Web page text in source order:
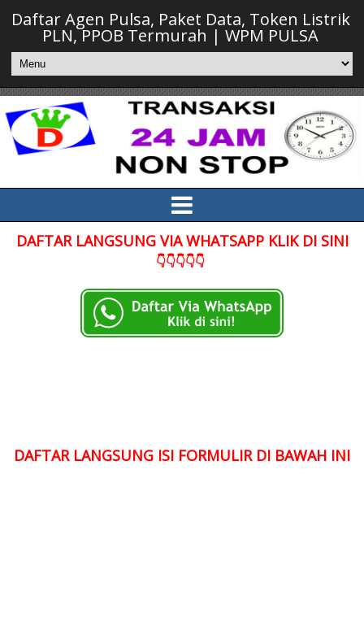
Daftar Agen Pulsa, Paket Data, Token Listrik
PLN, PPOB Termurah | WPM PULSA
DAFTAR LANGSUNG VIA WHATSAPP KLIK DI SINI
👇👇👇👇👇
DAFTAR LANGSUNG ISI FORMULIR DI BAWAH INI